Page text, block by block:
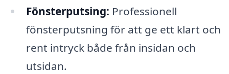
Fönsterputsing: Professionell
fönsterputsning för att ge ett klart och
rent intryck både från insidan och
utsidan.